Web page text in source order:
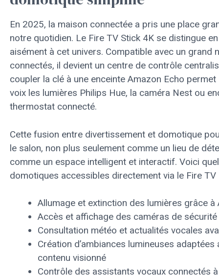
En 2025, la maison connectée a pris une place
notre quotidien. Le Fire TV Stick 4K se distingue en
aisément à cet univers. Compatible avec un grand
connectés, il devient un centre de contrôle
coupler la clé à une enceinte Amazon Echo permet
voix les lumières Philips Hue, la caméra Nest ou
thermostat connecté.
Cette fusion entre divertissement et domotique
le salon, non plus seulement comme un lieu de
comme un espace intelligent et interactif. Voici
domotiques accessibles directement via le Fire TV
Allumage et extinction des lumières grâce à
Accès et affichage des caméras de sécurité
Consultation météo et actualités vocales
Création d’ambiances lumineuses adaptées
contenu visionné
Contrôle des assistants vocaux connectés